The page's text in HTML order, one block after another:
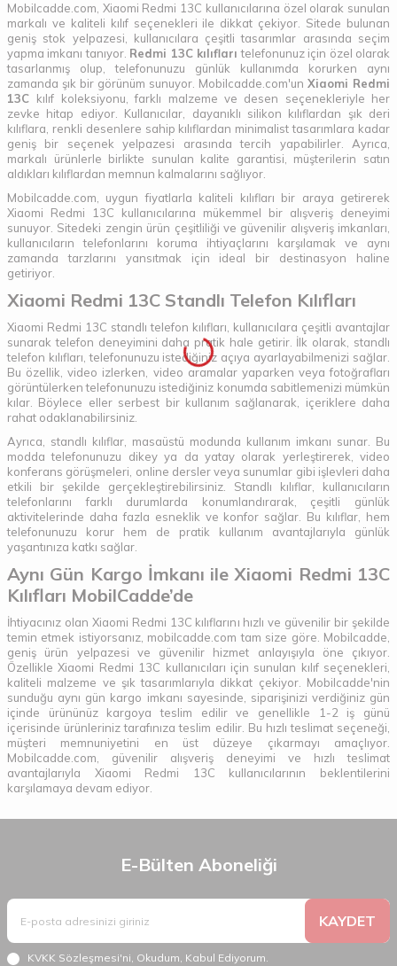
Mobilcadde.com, Xiaomi Redmi 13C kullanıcılarına özel olarak sunulan
markalı ve kaliteli kılıf seçenekleri ile dikkat çekiyor. Sitede bulunan
geniş stok yelpazesi, kullanıcılara çeşitli tasarımlar arasında seçim
yapma imkanı tanıyor. Redmi 13C kılıfları telefonunuz için özel olarak
tasarlanmış olup, telefonunuzu günlük kullanımda korurken aynı
zamanda şık bir görünüm sunuyor. Mobilcadde.com'un Xiaomi Redmi
13C kılıf koleksiyonu, farklı malzeme ve desen seçenekleriyle her
zevke hitap ediyor. Kullanıcılar, dayanıklı silikon kılıflardan şık deri
kılıflara, renkli desenlere sahip kılıflardan minimalist tasarımlara kadar
geniş bir seçenek yelpazesi arasında tercih yapabilirler. Ayrıca,
markalı ürünlerle birlikte sunulan kalite garantisi, müşterilerin satın
aldıkları kılıflardan memnun kalmalarını sağlıyor.
Mobilcadde.com, uygun fiyatlarla kaliteli kılıfları bir araya getirerek
Xiaomi Redmi 13C kullanıcılarına mükemmel bir alışveriş deneyimi
sunuyor. Sitedeki zengin ürün çeşitliliği ve güvenilir alışveriş imkanları,
kullanıcıların telefonlarını koruma ihtiyaçlarını karşılamak ve aynı
zamanda tarzlarını yansıtmak için ideal bir destinasyon haline
getiriyor.
Xiaomi Redmi 13C Standlı Telefon Kılıfları
Xiaomi Redmi 13C standlı telefon kılıfları, kullanıcılara çeşitli avantajlar
sunarak telefon deneyimini daha pratik hale getirir. İlk olarak, standlı
telefon kılıfları, telefonunuzu istediğiniz açıya ayarlayabilmenizi sağlar.
Bu özellik, video izlerken, video aramalar yaparken veya fotoğrafları
görüntülerken telefonunuzu istediğiniz konumda sabitlemenizi mümkün
kılar. Böylece eller serbest bir kullanım sağlanarak, içeriklere daha
rahat odaklanabilirsiniz.
Ayrıca, standlı kılıflar, masaüstü modunda kullanım imkanı sunar. Bu
modda telefonunuzu dikey ya da yatay olarak yerleştirerek, video
konferans görüşmeleri, online dersler veya sunumlar gibi işlevleri daha
etkili bir şekilde gerçekleştirebilirsiniz. Standlı kılıflar, kullanıcıların
telefonlarını farklı durumlarda konumlandırarak, çeşitli günlük
aktivitelerinde daha fazla esneklik ve konfor sağlar. Bu kılıflar, hem
telefonunuzu korur hem de pratik kullanım avantajlarıyla günlük
yaşantınıza katkı sağlar.
Aynı Gün Kargo İmkanı ile Xiaomi Redmi 13C
Kılıfları MobilCadde’de
İhtiyacınız olan Xiaomi Redmi 13C kılıflarını hızlı ve güvenilir bir şekilde
temin etmek istiyorsanız, mobilcadde.com tam size göre. Mobilcadde,
geniş ürün yelpazesi ve güvenilir hizmet anlayışıyla öne çıkıyor.
Özellikle Xiaomi Redmi 13C kullanıcıları için sunulan kılıf seçenekleri,
kaliteli malzeme ve şık tasarımlarıyla dikkat çekiyor. Mobilcadde'nin
sunduğu aynı gün kargo imkanı sayesinde, siparişinizi verdiğiniz gün
içinde ürününüz kargoya teslim edilir ve genellikle 1-2 iş günü
içerisinde ürünleriniz tarafınıza teslim edilir. Bu hızlı teslimat seçeneği,
müşteri memnuniyetini en üst düzeye çıkarmayı amaçlıyor.
Mobilcadde.com, güvenilir alışveriş deneyimi ve hızlı teslimat
avantajlarıyla Xiaomi Redmi 13C kullanıcılarının beklentilerini
karşılamaya devam ediyor.
E-Bülten Aboneliği
KAYDET
KVKK Sözleşmesi'ni, Okudum, Kabul Ediyorum.